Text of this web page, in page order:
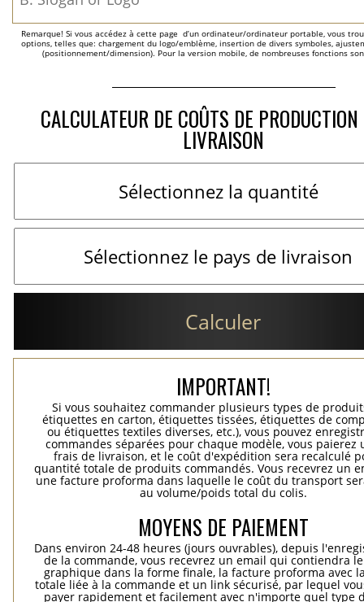
Remarque! Si vous accédez à cette page  d’un ordinateur/ordinateur portable, vous
options, telles que: chargement du logo/emblème, insertion de divers symboles,
(positionnement/dimension). Pour la version mobile, de nombreuses fonctions
CALCULATEUR DE COÛTS DE
LIVRAISON
Calculer
IMPORTANT!
Si vous souhaitez commander plusieurs types de
étiquettes en carton, étiquettes tissées, étiquettes de
ou étiquettes textiles diverses, etc.), vous pouvez
commandes séparées pour chaque modèle, vous paierez
frais de livraison, et le coût d'expédition sera recalculé
quantité totale de produits commandés. Vous recevrez un
une facture proforma dans laquelle le coût du transport
au volume/poids total du colis.
MOYENS DE PAIEMENT
Dans environ 24-48 heures (jours ouvrables), depuis
de la commande, vous recevrez un email qui contiendra
graphique dans la forme finale, la facture proforma avec
totale liée à la commande et un link sécurisé, par lequel
payer rapidement et facilement avec n'importe quel type